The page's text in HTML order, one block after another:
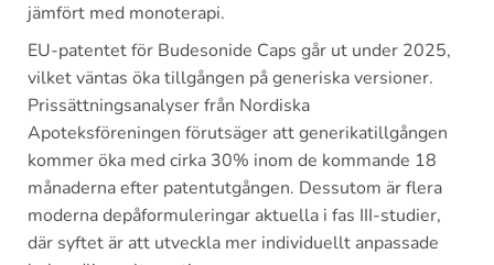
jämfört med monoterapi.
EU-patentet för Budesonide Caps går ut under 2025,
vilket väntas öka tillgången på generiska versioner.
Prissättningsanalyser från Nordiska
Apoteksföreningen förutsäger att generikatillgången
kommer öka med cirka 30% inom de kommande 18
månaderna efter patentutgången. Dessutom är flera
moderna depåformuleringar aktuella i fas III-studier,
där syftet är att utveckla mer individuellt anpassade